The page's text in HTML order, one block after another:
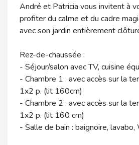
André et Patricia vous invitent à
profiter du calme et du cadre
avec son jardin entièrement
Rez-de-chaussée :
- Séjour/salon avec TV, cuisine
- Chambre 1 : avec accès sur la
1x2 p. (lit 160cm)
- Chambre 2 : avec accès sur la
1x2 p. (lit 160 cm)
- Salle de bain : baignoire, lavabo,